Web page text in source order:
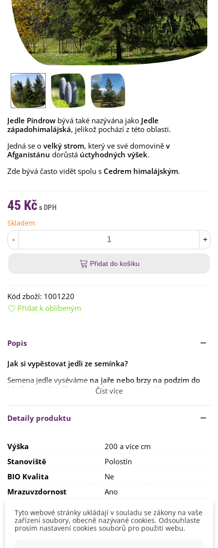
Jedle Pindrow bývá také nazývána jako Jedle
západohimalájská, jelikož pochází z této oblasti.
Jedná se o velký strom, který ve své domovině v
Afganistánu dorůstá úctyhodných výšek.
Zde bývá často vidět spolu s Cedrem himalájským.
45 Kč
Skladem
- +
Přidat do košíku
Kód zboží: 1001220
Přidat k oblíbeným
Popis
Jak si vypěstovat jedli ze semínka?
Semena jedle vyséváme na jaře nebo brzy na podzim do
předem spařeného výsevníhosubstrátu
přímo na
namočit na 24 hodin do vodya potépo dobu 30 dní
stratifikovat v lednici
být idelší
. Záleží vždy na podmínkách pěstování.
Ideální stanoviště pro borovici jev polostínu nebo ve stínu
Půda by měla být
,mírně vlhká
sucho .
Číst více
Detaily produktu
Výška
200 a více cm
Stanoviště
Polostín
BIO Kvalita
Ne
Mrazuvzdornost
Ano
Tyto webové stránky ukládají v souladu se zákony na vaše
zařízení soubory, obecně nazývané cookies. Odsouhlaste
prosím nastavení cookies souborů pro použití webu.